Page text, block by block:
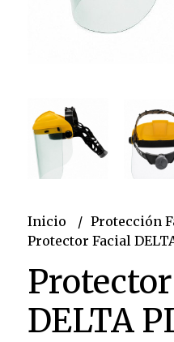
Inicio
Protección
Protector Facial
DELTA